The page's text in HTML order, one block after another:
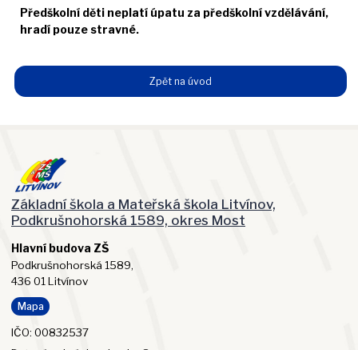
Předškolní děti neplatí úpatu za předškolní vzdělávání,
hradí pouze stravné.
Zpět na úvod
Základní škola a Mateřská škola Litvínov,
Podkrušnohorská 1589, okres Most
Hlavní budova ZŠ
Podkrušnohorská 1589,
436 01 Litvínov
Mapa
IČO: 00832537